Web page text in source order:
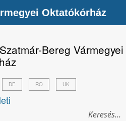
Bereg Vármegyei
DE RO UK
Oktatókórház